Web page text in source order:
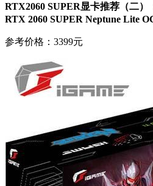
RTX2060 SUPER显卡推荐（二）
RTX 2060 SUPER Neptune Lite
参考价格：3399元